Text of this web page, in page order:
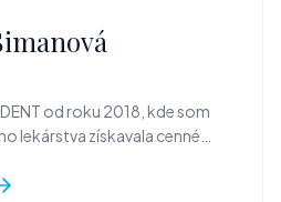
od roku 2018, kde som
lekárstva získavala cenné
lekárka a postupne som sa